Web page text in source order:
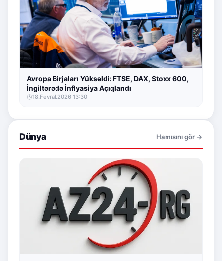
Avropa Birjaları Yüksəldi: FTSE, DAX, Stoxx 600,
İngiltərədə İnflyasiya Açıqlandı
18.Fevral.2026 13:30
Dünya Hamısını gör →